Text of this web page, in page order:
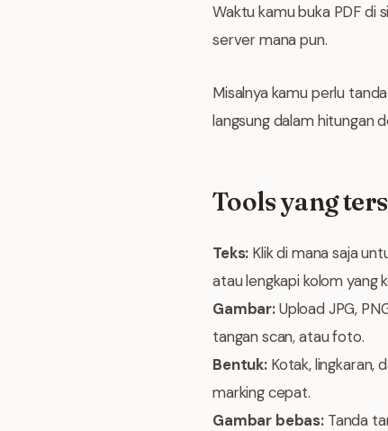
Waktu kamu buka PDF di
server mana pun.
Misalnya kamu perlu
langsung dalam hitungan
Tools yang
Teks: Klik di mana saja
atau lengkapi kolom yang
Gambar:Upload JPG,
tangan scan, atau foto.
Bentuk:Kotak, lingkaran,
marking cepat.
Gambar bebas: Tanda